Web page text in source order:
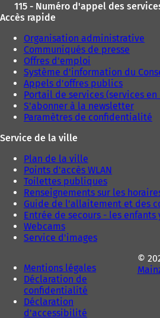
115 - Numéro d'appel des
Accès rapide
Organisation administrative
Communiqués de presse
Offres d'emploi
Système d'information du
Appels d'offres publics
Portail de services (services en
S'abonner à la newsletter
Paramètres de confidentialité
Service de la ville
Plan de la ville
Points d'accès WLAN
Toilettes publiques
Renseignements sur les
Guide de l'allaitement et des
Entrée de secours - les
Webcams
Service d'images
Mentions légales
Déclaration de
confidentialité
Déclaration
d'accessibilité
©